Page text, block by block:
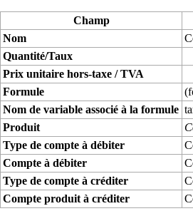
Champ
Nom
Quantité/Taux
Prix unitaire hors-taxe / TVA
Formule
Nom de variable associé à la formule
Produit
Type de compte à débiter
Compte à débiter
Type de compte à créditer
Compte produit à créditer